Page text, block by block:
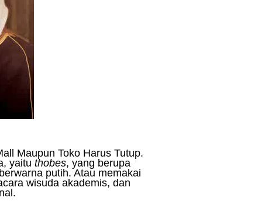
Maupun Toko Harus Tutup.
yaitu thobes, yang berupa
putih. Atau memakai
wisuda akademis, dan